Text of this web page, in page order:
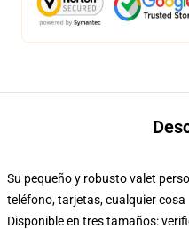
Su pequeño y robusto valet
teléfono, tarjetas, cualquier cosa
Disponible en tres tamaños: